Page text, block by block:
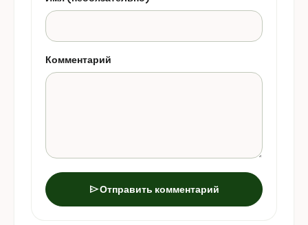
Комментарий
sendОтправить комментарий